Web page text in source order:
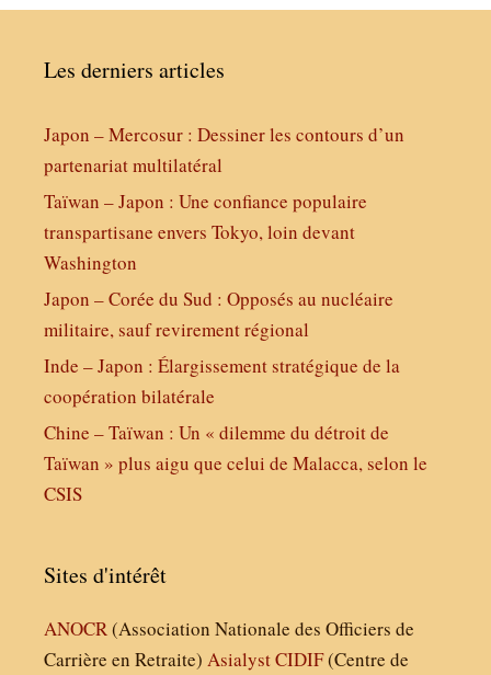
Les derniers articles
Japon – Mercosur : Dessiner les contours d’un
partenariat multilatéral
Taïwan – Japon : Une confiance populaire
transpartisane envers Tokyo, loin devant
Washington
Japon – Corée du Sud : Opposés au nucléaire
militaire, sauf revirement régional
Inde – Japon : Élargissement stratégique de la
coopération bilatérale
Chine – Taïwan : Un « dilemme du détroit de
Taïwan » plus aigu que celui de Malacca, selon le
CSIS
Sites d'intérêt
ANOCR(Association Nationale des Officiers de
Carrière en Retraite) AsialystCIDIF(Centre de